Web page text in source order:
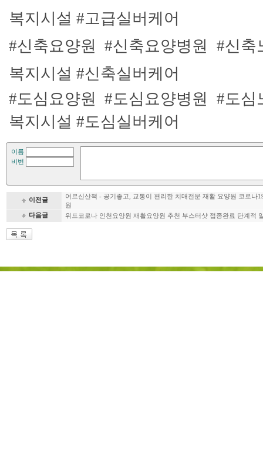
복지시설 #고급실버케어
#신축요양원 #신축요양병원 #신축
복지시설 #신축실버케어
#도심요양원 #도심요양병원 #도심
복지시설 #도심실버케어
이름
비번
이전글
어르신산책 - 공기좋고, 교통이 편리한 치매전문 재활 요양원 코로나
원
다음글
위드코로나 인천요양원 재활요양원 추천 부스터샷 접종완료 단계적